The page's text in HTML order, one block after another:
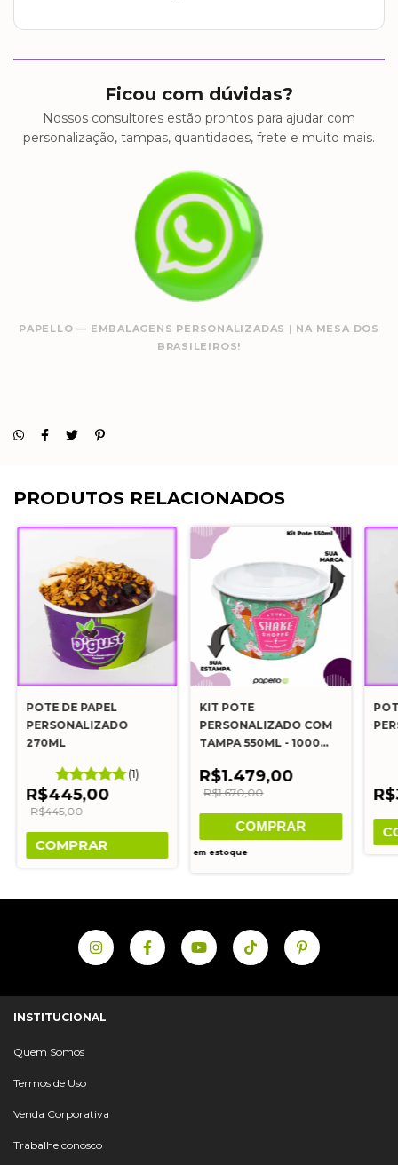
Ficou com dúvidas?
Nossos consultores estão prontos para ajudar com
personalização, tampas, quantidades, frete e muito mais.
PAPELLO — EMBALAGENS PERSONALIZADAS | NA MESA DOS
BRASILEIROS!
PRODUTOS RELACIONADOS
POTE DE PAPEL
PERSONALIZADO
270ML
(1)
R$445,00
R$445,00
COMPRAR
KIT POTE
PERSONALIZADO COM
TAMPA 550ML - 1000
R$1.479,00
R$1.670,00
COMPRAR
em estoque
INSTITUCIONAL
Quem Somos
Termos de Uso
Venda Corporativa
Trabalhe conosco